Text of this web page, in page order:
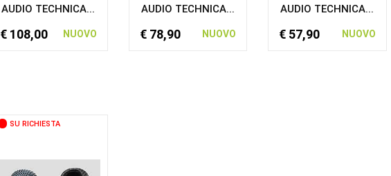
AUDIO TECHNICA...
€ 108,00 NUOVO
AUDIO TECHNICA...
€ 78,90 NUOVO
AUDIO TECHNICA...
€ 57,90 NUOVO
SU RICHIESTA